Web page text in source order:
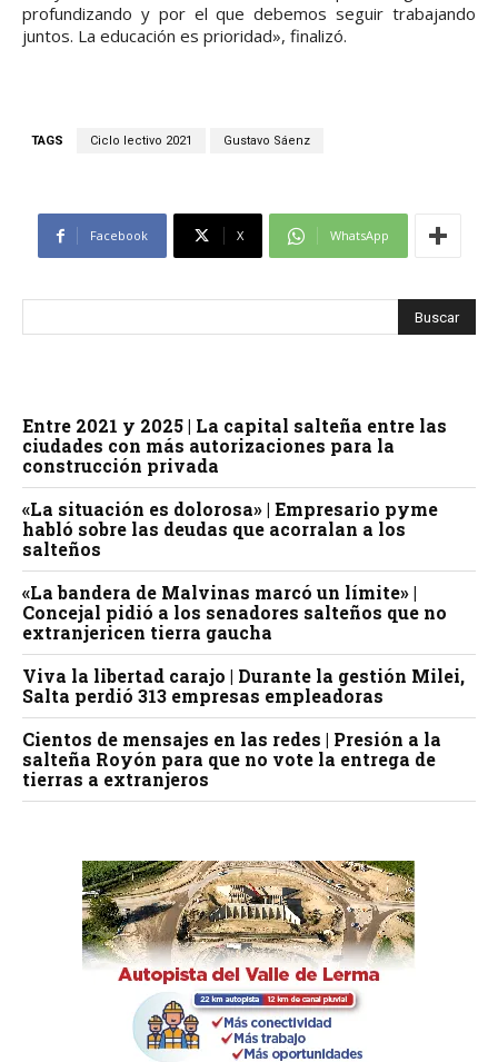
profundizando y por el que debemos seguir trabajando
juntos. La educación es prioridad», finalizó.
TAGS Ciclo lectivo 2021 Gustavo Sáenz
Facebook X WhatsApp
Entre 2021 y 2025 | La capital salteña entre las
ciudades con más autorizaciones para la
construcción privada
«La situación es dolorosa» | Empresario pyme
habló sobre las deudas que acorralan a los
salteños
«La bandera de Malvinas marcó un límite» |
Concejal pidió a los senadores salteños que no
extranjericen tierra gaucha
Viva la libertad carajo | Durante la gestión Milei,
Salta perdió 313 empresas empleadoras
Cientos de mensajes en las redes | Presión a la
salteña Royón para que no vote la entrega de
tierras a extranjeros